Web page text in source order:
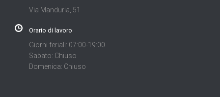
Via Manduria, 51
Orario di lavoro
Giorni feriali: 07:00-19:00
Sabato: Chiuso
Domenica: Chiuso